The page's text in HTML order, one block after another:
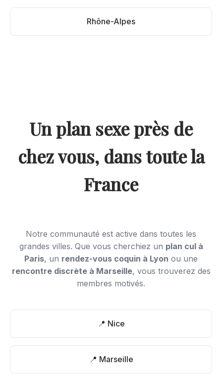
Rhône-Alpes
Un plan sexe près de
chez vous, dans toute la
France
Notre communauté est active dans toutes les
grandes villes. Que vous cherchiez un plan cul à
Paris, un rendez-vous coquin à Lyon ou une
rencontre discrète à Marseille, vous trouverez des
membres motivés.
📍 Nice
📍 Marseille